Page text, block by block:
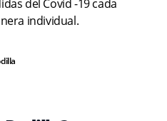
del Covid -19 cada
individual.